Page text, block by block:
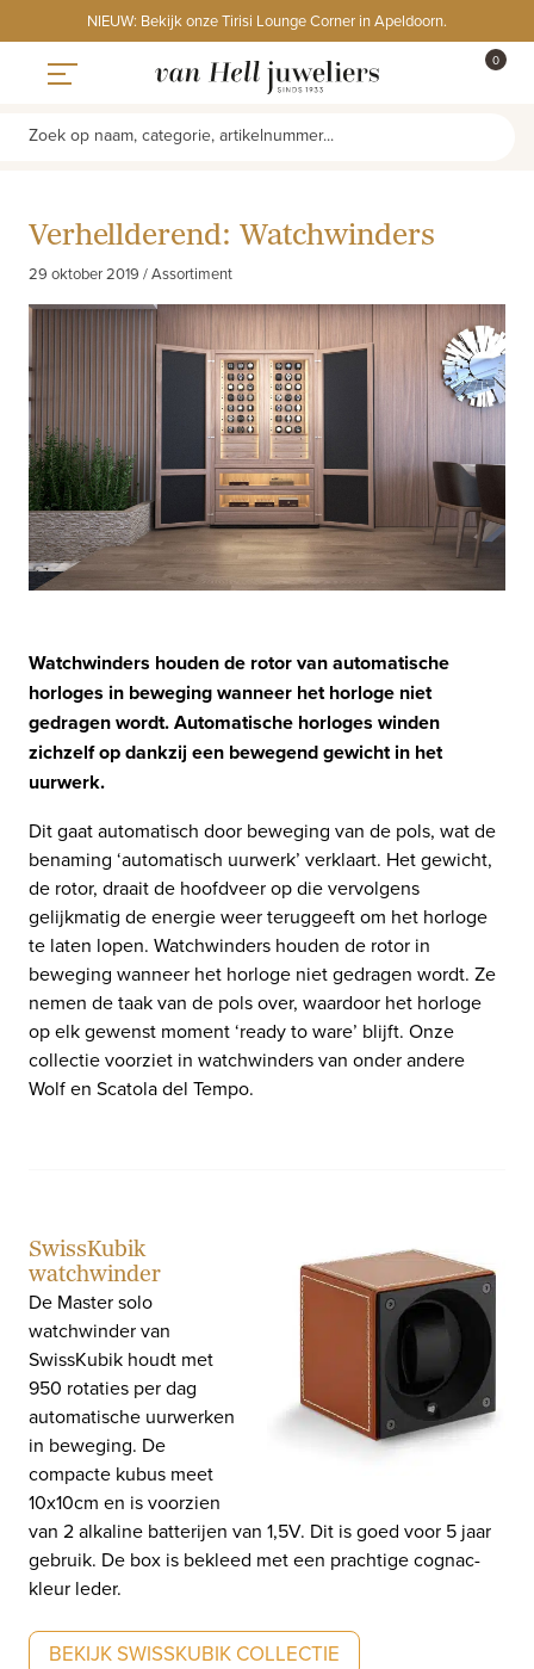
to
content
NIEUW: Bekijk onze Tirisi Lounge Corner in Apeldoorn.
0
Zoek op naam, categorie, artikelnummer...
Verhellderend: Watchwinders
29 oktober 2019 / Assortiment
Watchwinders houden de rotor van automatische
horloges in beweging wanneer het horloge niet
gedragen wordt. Automatische horloges winden
zichzelf op dankzij een bewegend gewicht in het
uurwerk.
Dit gaat automatisch door beweging van de pols, wat de
benaming ‘automatisch uurwerk’ verklaart. Het gewicht,
de rotor, draait de hoofdveer op die vervolgens
gelijkmatig de energie weer teruggeeft om het horloge
te laten lopen. Watchwinders houden de rotor in
beweging wanneer het horloge niet gedragen wordt. Ze
nemen de taak van de pols over, waardoor het horloge
op elk gewenst moment ‘ready to ware’ blijft. Onze
collectie voorziet in watchwinders van onder andere
Wolf en Scatola del Tempo.
SwissKubik
watchwinder
De Master solo
watchwinder van
SwissKubik houdt met
950 rotaties per dag
automatische uurwerken
in beweging. De
compacte kubus meet
10x10cm en is voorzien
van 2 alkaline batterijen van 1,5V. Dit is goed voor 5 jaar
gebruik. De box is bekleed met een prachtige cognac-
kleur leder.
BEKIJK SWISSKUBIK COLLECTIE